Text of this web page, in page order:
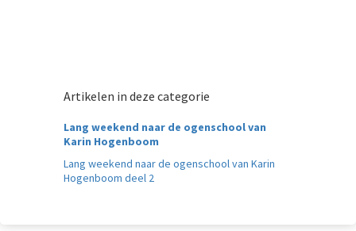
Artikelen in deze categorie
Lang weekend naar de ogenschool van
Karin Hogenboom
Lang weekend naar de ogenschool van Karin
Hogenboom deel 2